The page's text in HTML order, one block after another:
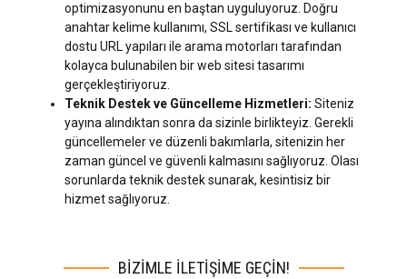
optimizasyonunu en baştan uyguluyoruz. Doğru
anahtar kelime kullanımı, SSL sertifikası ve kullanıcı
dostu URL yapıları ile arama motorları tarafından
kolayca bulunabilen bir web sitesi tasarımı
gerçekleştiriyoruz.
Teknik Destek ve Güncelleme Hizmetleri: Siteniz
yayına alındıktan sonra da sizinle birlikteyiz. Gerekli
güncellemeler ve düzenli bakımlarla, sitenizin her
zaman güncel ve güvenli kalmasını sağlıyoruz. Olası
sorunlarda teknik destek sunarak, kesintisiz bir
hizmet sağlıyoruz.
BİZİMLE İLETİŞİME GEÇİN!